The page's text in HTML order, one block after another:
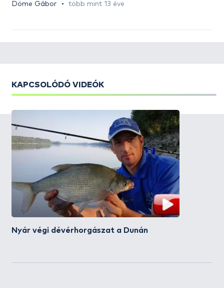
Döme Gábor több mint 13 éve
KAPCSOLÓDÓ VIDEÓK
Nyár végi dévérhorgászat a Dunán